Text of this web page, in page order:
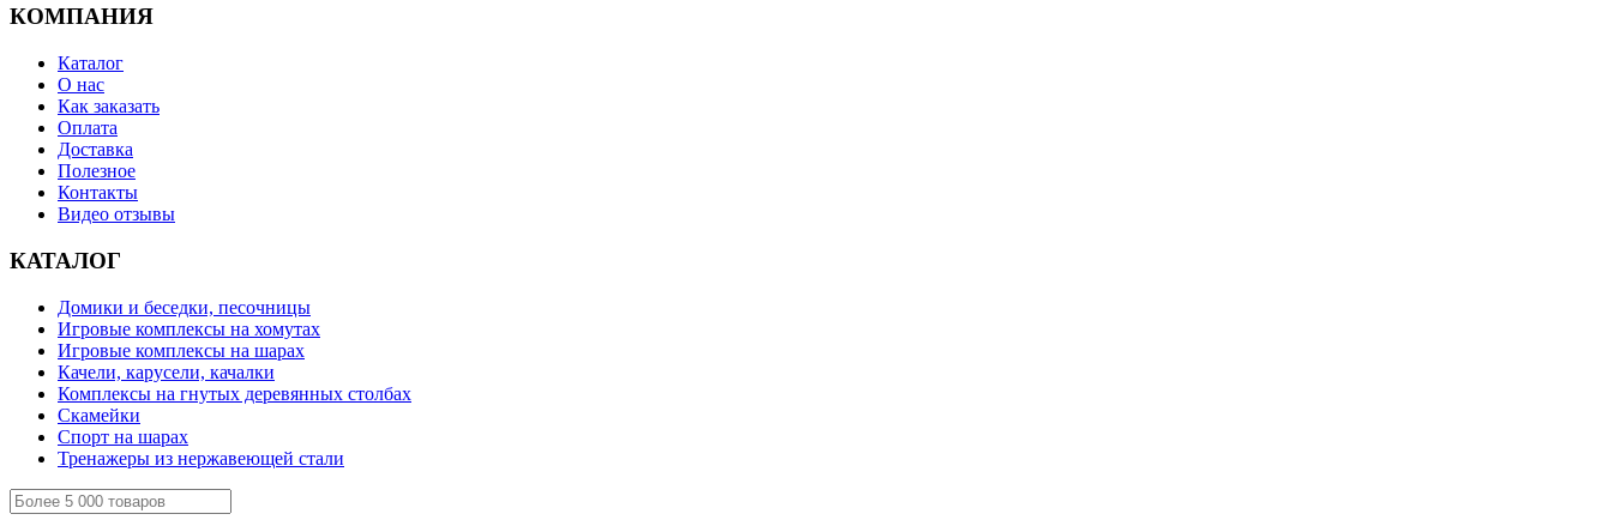
КОМПАНИЯ
Каталог
О нас
Как заказать
Оплата
Доставка
Полезное
Контакты
Видео отзывы
КАТАЛОГ
Домики и беседки, песочницы
Игровые комплексы на хомутах
Игровые комплексы на шарах
Качели, карусели, качалки
Комплексы на гнутых деревянных столбах
Скамейки
Спорт на шарах
Тренажеры из нержавеющей стали